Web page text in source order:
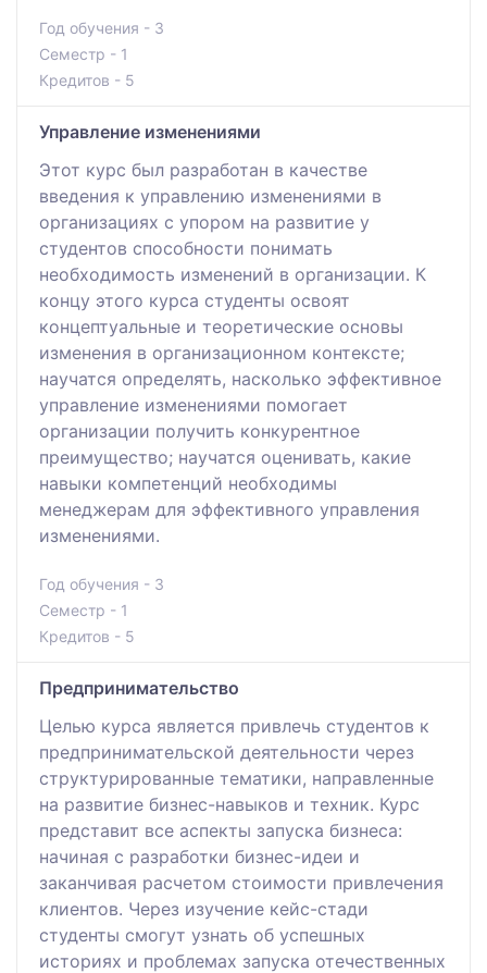
Год обучения - 3
Семестр - 1
Кредитов - 5
Управление изменениями
Этот курс был разработан в качестве
введения к управлению изменениями в
организациях с упором на развитие у
студентов способности понимать
необходимость изменений в организации. К
концу этого курса студенты освоят
концептуальные и теоретические основы
изменения в организационном контексте;
научатся определять, насколько эффективное
управление изменениями помогает
организации получить конкурентное
преимущество; научатся оценивать, какие
навыки компетенций необходимы
менеджерам для эффективного управления
изменениями.
Год обучения - 3
Семестр - 1
Кредитов - 5
Предпринимательство
Целью курса является привлечь студентов к
предпринимательской деятельности через
структурированные тематики, направленные
на развитие бизнес-навыков и техник. Курс
представит все аспекты запуска бизнеса:
начиная с разработки бизнес-идеи и
заканчивая расчетом стоимости привлечения
клиентов. Через изучение кейс-стади
студенты смогут узнать об успешных
историях и проблемах запуска отечественных